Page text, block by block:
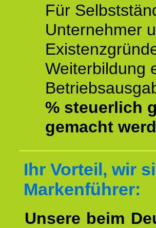
Für
Unternehmer
Weiterbildung
% steuerlich
gemacht
Ihr Vorteil, wir
Markenführer:
Unsere beim